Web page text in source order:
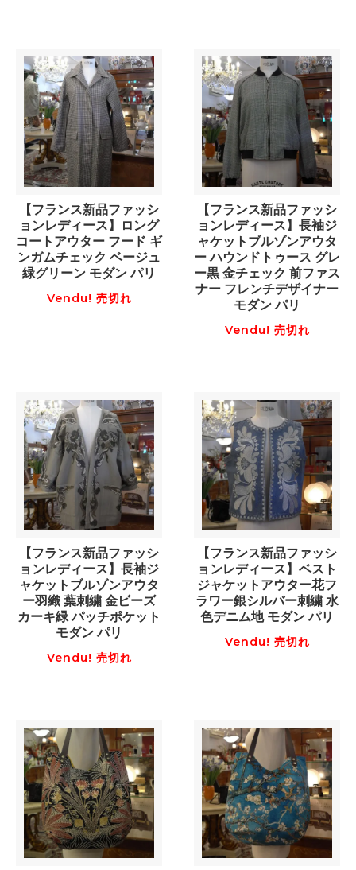
【フランス新品ファッシ
ョンレディース】ロング
コートアウター フード ギ
ンガムチェック ベージュ
緑グリーン モダン パリ
Vendu! 売切れ
【フランス新品ファッシ
ョンレディース】長袖ジ
ャケットブルゾンアウタ
ー ハウンドトゥース グレ
ー黒 金チェック 前ファス
ナー フレンチデザイナー
モダン パリ
Vendu! 売切れ
【フランス新品ファッシ
ョンレディース】長袖ジ
ャケットブルゾンアウタ
ー羽織 葉刺繍 金ビーズ
カーキ緑 パッチポケット
モダン パリ
Vendu! 売切れ
【フランス新品ファッシ
ョンレディース】ベスト
ジャケットアウター花フ
ラワー銀シルバー刺繍 水
色デニム地 モダン パリ
Vendu! 売切れ